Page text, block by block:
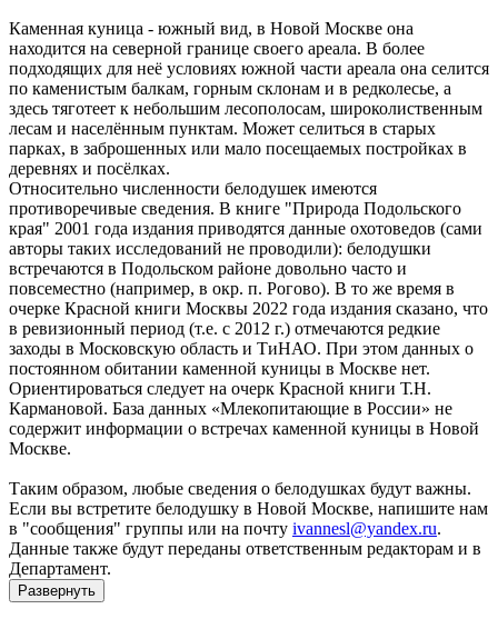
Каменная куница - южный вид, в Новой Москве она
находится на северной границе своего ареала. В более
подходящих для неё условиях южной части ареала она селится
по каменистым балкам, горным склонам и в редколесье, а
здесь тяготеет к небольшим лесополосам, широколиственным
лесам и населённым пунктам. Может селиться в старых
парках, в заброшенных или мало посещаемых постройках в
деревнях и посёлках.
Относительно численности белодушек имеются
противоречивые сведения. В книге "Природа Подольского
края" 2001 года издания приводятся данные охотоведов (сами
авторы таких исследований не проводили): белодушки
встречаются в Подольском районе довольно часто и
повсеместно (например, в окр. п. Рогово). В то же время в
очерке Красной книги Москвы 2022 года издания сказано, что
в ревизионный период (т.е. с 2012 г.) отмечаются редкие
заходы в Московскую область и ТиНАО. При этом данных о
постоянном обитании каменной куницы в Москве нет.
Ориентироваться следует на очерк Красной книги Т.Н.
Кармановой. База данных «Млекопитающие в России» не
содержит информации о встречах каменной куницы в Новой
Москве.
Таким образом, любые сведения о белодушках будут важны.
Если вы встретите белодушку в Новой Москве, напишите нам
в "сообщения" группы или на почту ivannesl@yandex.ru.
Данные также будут переданы ответственным редакторам и в
Департамент.
Развернуть